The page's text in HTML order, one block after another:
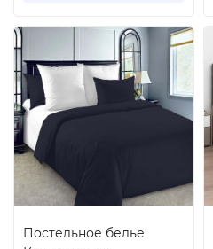
Постельное белье